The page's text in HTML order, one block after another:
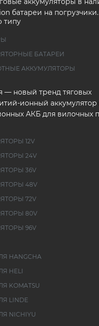
батареи на погрузчики.
типу
БАТАРЕИ
АККУМУЛЯТОРЫ
— новый тренд тяговых
ионный аккумулятор
АКБ для вилочных
12V
24V
36V
48V
72V
80V
96V
HANGCHA
HELI
KOMATSU
LINDE
NICHIYU